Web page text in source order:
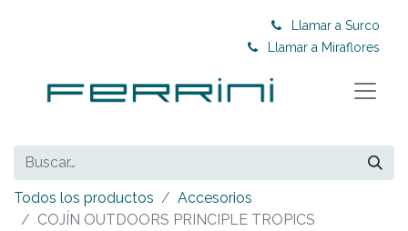
Llamar a Surco
Llamar a Miraflores
Todos los productos
Accesorios
COJÍN OUTDOORS PRINCIPLE TROPICS